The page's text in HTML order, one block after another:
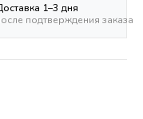
1–3 дня
подтверждения заказа